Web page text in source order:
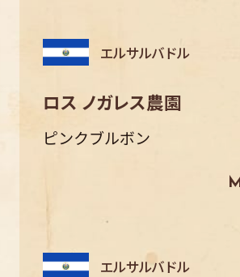
エルサルバドル
ロス ノガレス農園
ピンクブルボン
エルサルバドル